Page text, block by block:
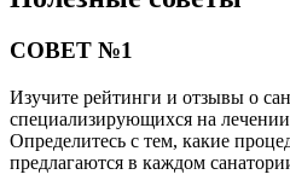
СОВЕТ №1
Изучите рейтинги и отзывы о
специализирующихся на лечении
Определитесь с тем, какие
предлагаются в каждом